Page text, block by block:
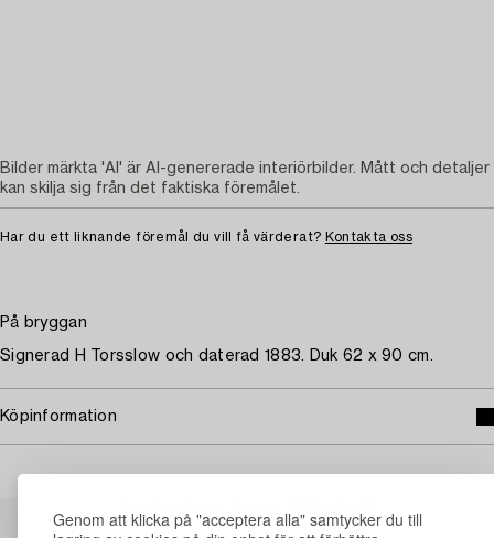
Genom att klicka på "acceptera alla" samtycker du till
Har du ett liknande föremål du vill få värderat? Kontakta oss
På bryggan
Signerad H Torsslow och daterad 1883. Duk 62 x 90 cm.
Köpinformation
Bilder märkta 'AI' är AI-genererade interiörbilder. Mått och detaljer
kan skilja sig från det faktiska föremålet.
Andra har även tittat på